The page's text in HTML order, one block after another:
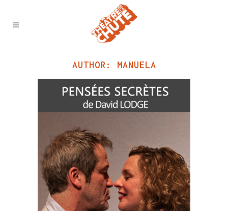
AUTHOR: MANUELA